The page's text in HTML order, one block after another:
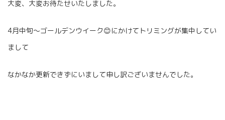
大変、大変お待たせいたしました。
4月中旬～ゴールデンウイーク😊にかけてトリミングが集中してい
まして
なかなか更新できずにいまして申し訳ございませんでした。